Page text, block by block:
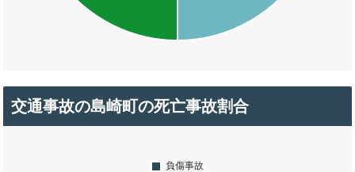
交通事故の島崎町の死亡事故割合